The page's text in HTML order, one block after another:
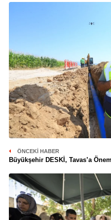
ÖNCEKI HABER
Büyükşehir DESKİ, Tavas’a